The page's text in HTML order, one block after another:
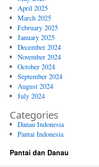
April 2025
March 2025
February 2025
January 2025
December 2024
November 2024
October 2024
September 2024
August 2024
July 2024
Categories
Danau Indonesia
Pantai Indonesia
Pantai dan Danau